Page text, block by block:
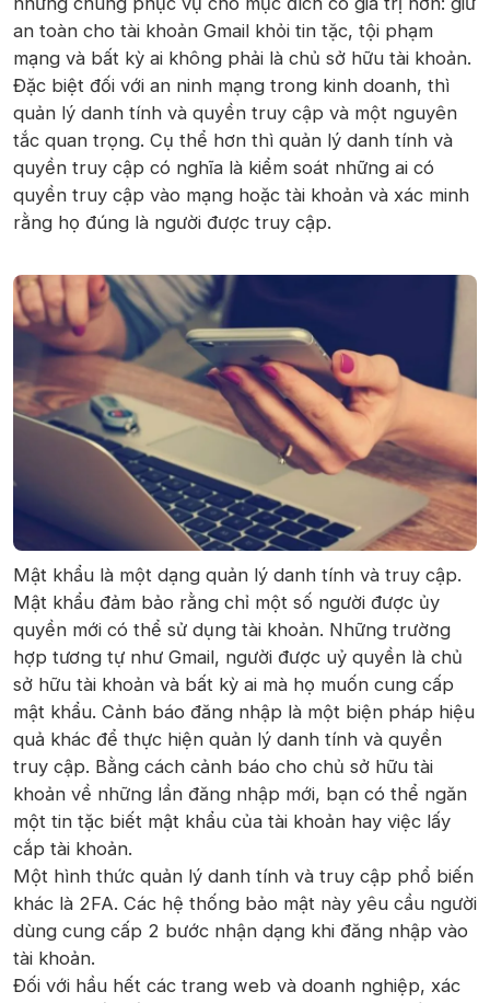
an toàn cho tài khoản Gmail khỏi tin tặc, tội phạm
mạng và bất kỳ ai không phải là chủ sở hữu tài khoản.
Đặc biệt đối với an ninh mạng trong kinh doanh, thì
quản lý danh tính và quyền truy cập và một nguyên
tắc quan trọng. Cụ thể hơn thì quản lý danh tính và
quyền truy cập có nghĩa là kiểm soát những ai có
quyền truy cập vào mạng hoặc tài khoản và xác minh
rằng họ đúng là người được truy cập.
Mật khẩu là một dạng quản lý danh tính và truy cập.
Mật khẩu đảm bảo rằng chỉ một số người được ủy
quyền mới có thể sử dụng tài khoản. Những trường
hợp tương tự như Gmail, người được uỷ quyền là chủ
sở hữu tài khoản và bất kỳ ai mà họ muốn cung cấp
mật khẩu. Cảnh báo đăng nhập là một biện pháp hiệu
quả khác để thực hiện quản lý danh tính và quyền
truy cập. Bằng cách cảnh báo cho chủ sở hữu tài
khoản về những lần đăng nhập mới, bạn có thể ngăn
một tin tặc biết mật khẩu của tài khoản hay việc lấy
cắp tài khoản.
Một hình thức quản lý danh tính và truy cập phổ biến
khác là 2FA. Các hệ thống bảo mật này yêu cầu người
dùng cung cấp 2 bước nhận dạng khi đăng nhập vào
tài khoản.
Đối với hầu hết các trang web và doanh nghiệp, xác